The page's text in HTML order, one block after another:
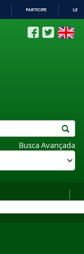
PARTICIPE
Busca Avançada